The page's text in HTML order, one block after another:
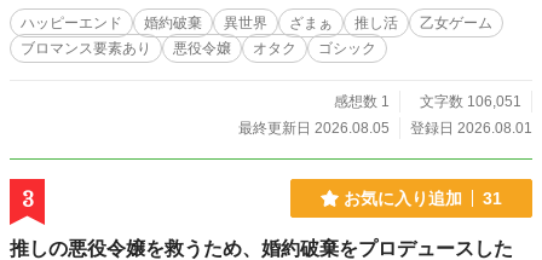
は、憧れの悪役令嬢！ 目指すはもちろん追放ENDだ。推し兄弟が支配する
「罪人の街」に行くために、冤罪も断罪もむしろ大歓迎だった。 しかし推しを
陰から愛でるだけのはずが、悪魔や陰謀、王国を揺るがす騒動にまで巻き込まれ
われ上等・推し活最優先の悪役令嬢が、罪人の街で無双する勘違いコメディ、開
ハッピーエンド 婚約破棄 異世界 ざまぁ 推し活
乙女ゲーム
ブロマンス要素あり
悪役令嬢 オタク ゴシック
感想数 1
文字数 106,051
最終更新日 2026.08.05
登録日 2026.08.01
3 お気に入り追加 31
推しの悪役令嬢を救うため、婚約破棄をプロデュースした